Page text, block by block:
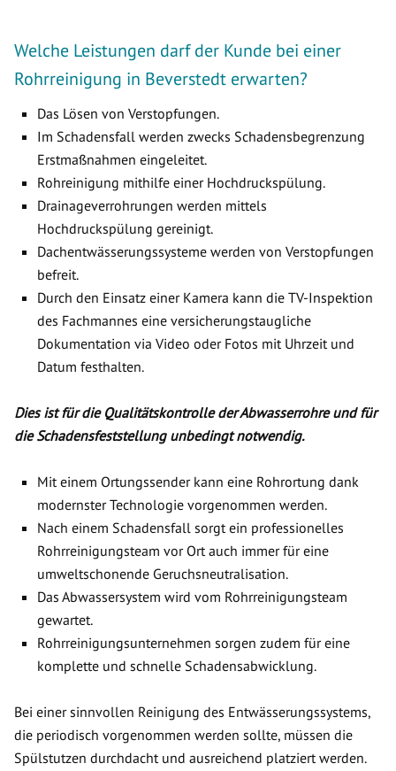
Welche Leistungen darf der Kunde bei einer
Rohrreinigung in Beverstedt erwarten?
Das Lösen von Verstopfungen.
Im Schadensfall werden zwecks Schadensbegrenzung
Erstmaßnahmen eingeleitet.
Rohreinigung mithilfe einer Hochdruckspülung.
Drainageverrohrungen werden mittels
Hochdruckspülung gereinigt.
Dachentwässerungssysteme werden von Verstopfungen
befreit.
Durch den Einsatz einer Kamera kann die TV-Inspektion
des Fachmannes eine versicherungstaugliche
Dokumentation via Video oder Fotos mit Uhrzeit und
Datum festhalten.
Dies ist für die Qualitätskontrolle der Abwasserrohre und für
die Schadensfeststellung unbedingt notwendig.
Mit einem Ortungssender kann eine Rohrortung dank
modernster Technologie vorgenommen werden.
Nach einem Schadensfall sorgt ein professionelles
Rohrreinigungsteam vor Ort auch immer für eine
umweltschonende Geruchsneutralisation.
Das Abwassersystem wird vom Rohrreinigungsteam
gewartet.
Rohrreinigungsunternehmen sorgen zudem für eine
komplette und schnelle Schadensabwicklung.
Bei einer sinnvollen Reinigung des Entwässerungssystems,
die periodisch vorgenommen werden sollte, müssen die
Spülstutzen durchdacht und ausreichend platziert werden.